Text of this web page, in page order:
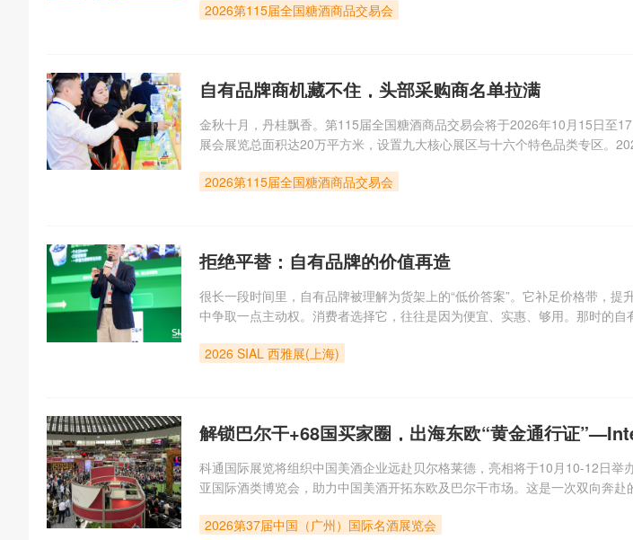
达成合作共赢，同时
2026第115届全国糖酒商品交易会
自有品牌商机藏不住，头部采购商名单拉满
金秋十月，丹桂飘香。第115届全国糖酒商品交易会将于2026年10月15日至
展会展览总面积达20万平方米，设置九大核心展区与十六个特色品类专区。
馆，是整个秋糖展会中
2026第115届全国糖酒商品交易会
拒绝平替：自有品牌的价值再造
很长一段时间里，自有品牌被理解为货架上的“低价答案”。它补足价格带，
中争取一点主动权。消费者选择它，往往是因为便宜、实惠、够用。那时的
体验，也关心商品是否与自己的生活方式相契合。当
2026 SIAL 西雅展(上海)
解锁巴尔干+68国买家圈，出海东欧“黄金通行证
塞尔维亚国际酒类博览会
科通国际展览将组织中国美酒企业远赴贝尔格莱德，亮相将于10月10-12日举
亚国际酒类博览会，助力中国美酒开拓东欧及巴尔干市场。这是一次双向奔
梁。关于Win
2026第37届中国（广州）国际名酒展览会